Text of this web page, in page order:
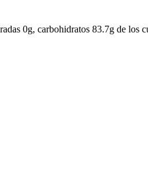
0g, carbohidratos 83.7g de los